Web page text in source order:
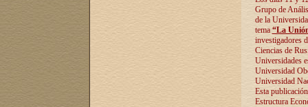
Grupo de
de la
tema “La
investigadores
Ciencias de
Universidades
Universidad
Universidad
Esta
Estructura